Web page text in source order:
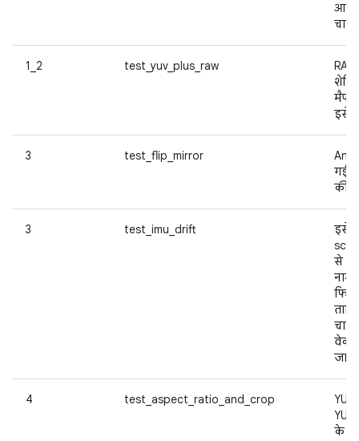
चार
1_2 test_yuv_plus_raw
मैप
इसे
3 test_flip_mirror
गई
की
3 test_imu_drift
इसे
से ले
नाम
फिर
ताकि
चालू
जा
4 test_aspect_ratio_and_crop
YUV
YUV
के